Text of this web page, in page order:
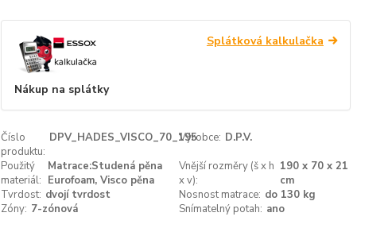
Splátková kalkulačka
Nákup na splátky
Číslo
produktu:
DPV_HADES_VISCO_70_195Výrobce: D.P.V.
Použitý
materiál:
Matrace:Studená pěna
Eurofoam, Visco pěna
Vnější rozměry (š x h
x v):
190 x 70 x 21
cm
Tvrdost: dvojí tvrdost Nosnost matrace: do 130 kg
Zóny: 7-zónová Snímatelný potah: ano